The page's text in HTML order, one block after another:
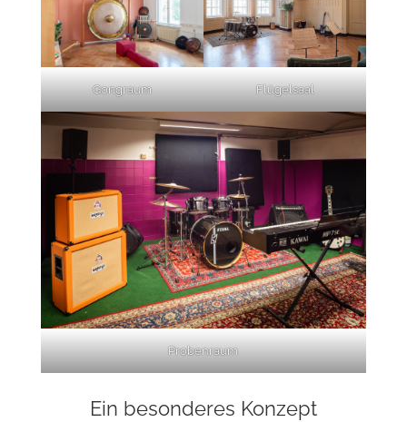
Gongraum Flügelsaal
Probenraum
Ein besonderes Konzept